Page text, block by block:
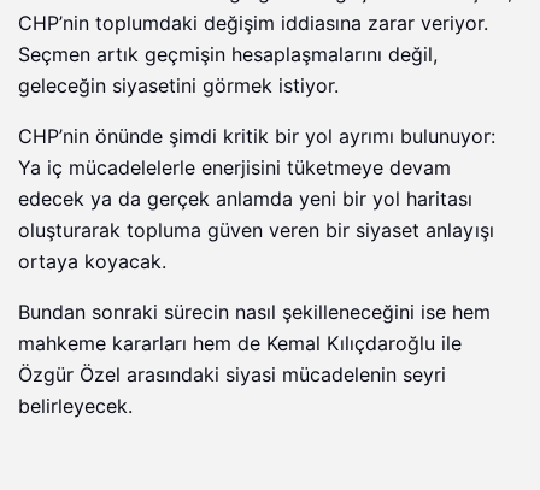
CHP’nin toplumdaki değişim iddiasına zarar veriyor.
Seçmen artık geçmişin hesaplaşmalarını değil,
geleceğin siyasetini görmek istiyor.
CHP’nin önünde şimdi kritik bir yol ayrımı bulunuyor:
Ya iç mücadelelerle enerjisini tüketmeye devam
edecek ya da gerçek anlamda yeni bir yol haritası
oluşturarak topluma güven veren bir siyaset anlayışı
ortaya koyacak.
Bundan sonraki sürecin nasıl şekilleneceğini ise hem
mahkeme kararları hem de Kemal Kılıçdaroğlu ile
Özgür Özel arasındaki siyasi mücadelenin seyri
belirleyecek.